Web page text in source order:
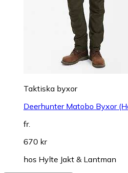
Taktiska byxor
Deerhunter Matobo Byxor
fr.
670 kr
hos Hylte Jakt & Lantman